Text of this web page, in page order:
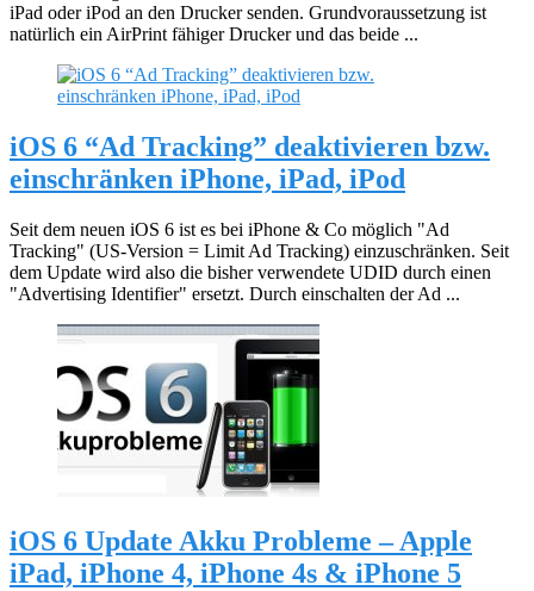
iPad oder iPod an den Drucker senden. Grundvoraussetzung ist
natürlich ein AirPrint fähiger Drucker und das beide ...
iOS 6 “Ad Tracking” deaktivieren bzw.
einschränken iPhone, iPad, iPod
Seit dem neuen iOS 6 ist es bei iPhone & Co möglich "Ad
Tracking" (US-Version = Limit Ad Tracking) einzuschränken. Seit
dem Update wird also die bisher verwendete UDID durch einen
"Advertising Identifier" ersetzt. Durch einschalten der Ad ...
iOS 6 Update Akku Probleme – Apple
iPad, iPhone 4, iPhone 4s & iPhone 5